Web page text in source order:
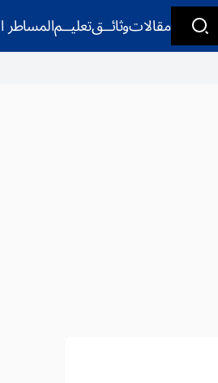
مقالاتوثائــقتعليــمالمساطر